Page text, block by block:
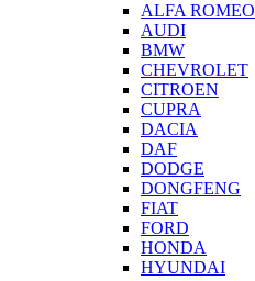
ALFA ROMEO
AUDI
BMW
CHEVROLET
CITROEN
CUPRA
DACIA
DAF
DODGE
DONGFENG
FIAT
FORD
HONDA
HYUNDAI